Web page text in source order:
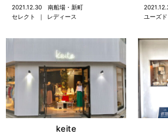
2021.12.30
南船場・新町
セレクト
レディース
ユーズド
keite